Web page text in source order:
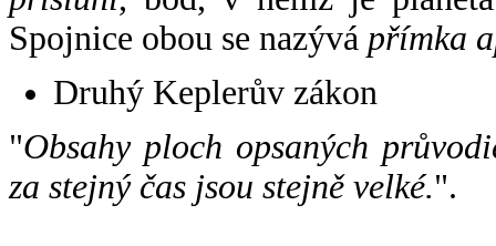
Spojnice obou se nazývá přímka
Druhý Keplerův zákon
"Obsahy ploch opsaných
za stejný čas jsou stejně velké.".